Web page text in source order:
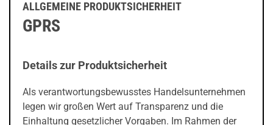
ALLGEMEINE PRODUKTSICHERHEIT
GPRS
Details zur Produktsicherheit
Als verantwortungsbewusstes Handelsunternehmen
legen wir großen Wert auf Transparenz und die
Einhaltung gesetzlicher Vorgaben. Im Rahmen der